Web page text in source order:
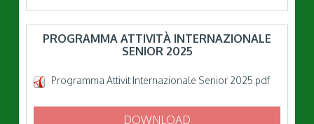
PROGRAMMA ATTIVITÀ INTERNAZIONALE
SENIOR 2025
Programma Attivit Internazionale Senior 2025.pdf
DOWNLOAD